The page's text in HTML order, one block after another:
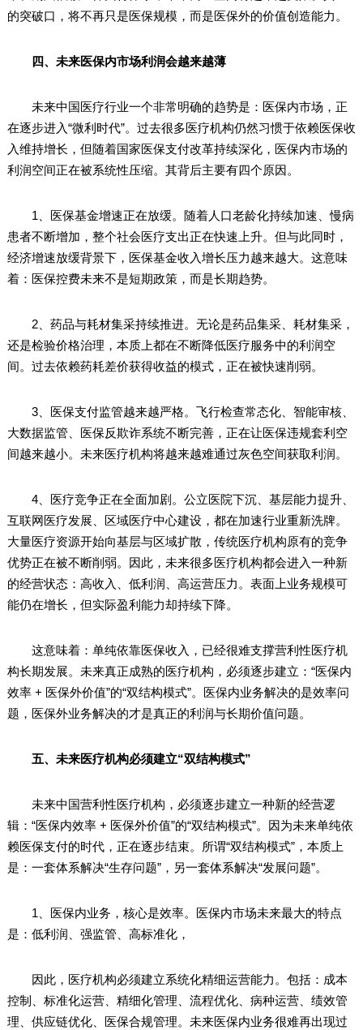
的突破口，将不再只是医保规模，而是医保外的价值创造能力。
四、未来医保内市场利润会越来越薄
未来中国医疗行业一个非常明确的趋势是：医保内市场，正
在逐步进入“微利时代”。过去很多医疗机构仍然习惯于依赖医保收
入维持增长，但随着国家医保支付改革持续深化，医保内市场的
利润空间正在被系统性压缩。其背后主要有四个原因。
1、医保基金增速正在放缓。随着人口老龄化持续加速、慢病
患者不断增加，整个社会医疗支出正在快速上升。但与此同时，
经济增速放缓背景下，医保基金收入增长压力越来越大。这意味
着：医保控费未来不是短期政策，而是长期趋势。
2、药品与耗材集采持续推进。无论是药品集采、耗材集采，
还是检验价格治理，本质上都在不断降低医疗服务中的利润空
间。过去依赖药耗差价获得收益的模式，正在被快速削弱。
3、医保支付监管越来越严格。飞行检查常态化、智能审核、
大数据监管、医保反欺诈系统不断完善，正在让医保违规套利空
间越来越小。未来医疗机构将越来越难通过灰色空间获取利润。
4、医疗竞争正在全面加剧。公立医院下沉、基层能力提升、
互联网医疗发展、区域医疗中心建设，都在加速行业重新洗牌。
大量医疗资源开始向基层与区域扩散，传统医疗机构原有的竞争
优势正在被不断削弱。因此，未来很多医疗机构都会进入一种新
的经营状态：高收入、低利润、高运营压力。表面上业务规模可
能仍在增长，但实际盈利能力却持续下降。
这意味着：单纯依靠医保收入，已经很难支撑营利性医疗机
构长期发展。未来真正成熟的医疗机构，必须逐步建立：“医保内
效率 + 医保外价值”的“双结构模式”。医保内业务解决的是效率问
题，医保外业务解决的才是真正的利润与长期价值问题。
五、未来医疗机构必须建立“双结构模式”
未来中国营利性医疗机构，必须逐步建立一种新的经营逻
辑：“医保内效率 + 医保外价值”的“双结构模式”。因为未来单纯依
赖医保支付的时代，正在逐步结束。所谓“双结构模式”，本质上
是：一套体系解决“生存问题”，另一套体系解决“发展问题”。
1、医保内业务，核心是效率。医保内市场未来最大的特点
是：低利润、强监管、高标准化，
因此，医疗机构必须建立系统化精细运营能力。包括：成本
控制、标准化运营、精细化管理、流程优化、病种运营、绩效管
理、供应链优化、医保合规管理。未来医保内业务很难再出现过